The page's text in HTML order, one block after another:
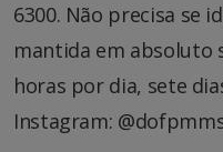
6300. Não precisa se
mantida em absoluto
horas por dia, sete
Instagram: